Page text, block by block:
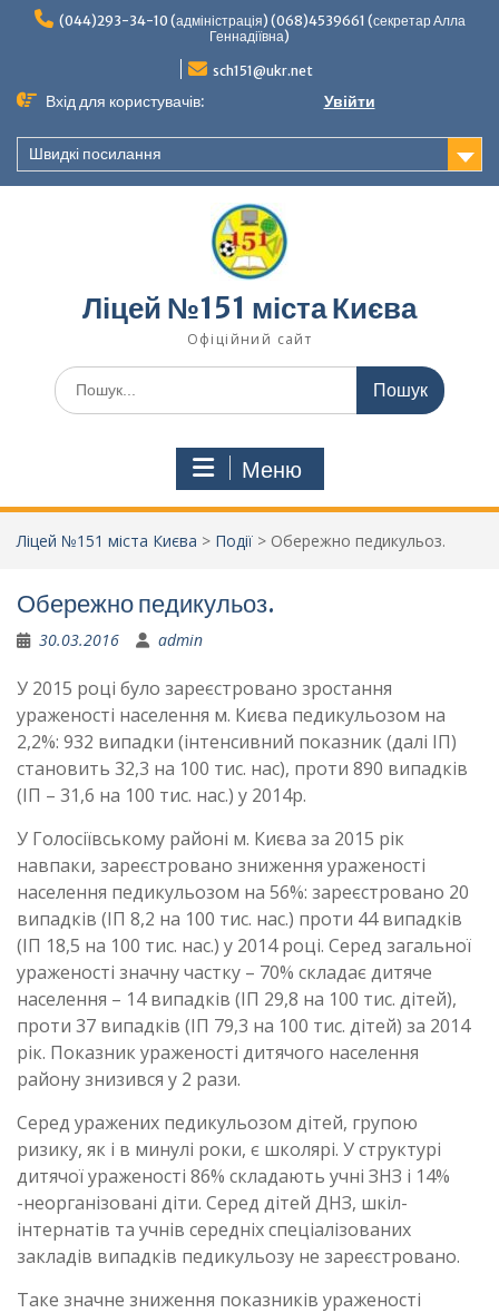
Перейти(044)293-34-10 (адміністрація) (068)4539661 (секретар Алла
Геннадіївна)
sch151@ukr.net
Вхід для користувачів: Увійти
Швидкі посилання
Ліцей №151 міста Києва
Офіційний сайт
Шукати:
Меню
Ліцей №151 міста Києва > Події > Обережно педикульоз.
Обережно педикульоз.
30.03.2016 admin
У 2015 році було зареєстровано зростання
ураженості населення м. Києва педикульозом на
2,2%: 932 випадки (інтенсивний показник (далі ІП)
становить 32,3 на 100 тис. нас), проти 890 випадків
(ІП – 31,6 на 100 тис. нас.) у 2014р.
У Голосіївському районі м. Києва за 2015 рік
навпаки, зареєстровано зниження ураженості
населення педикульозом на 56%: зареєстровано 20
випадків (ІП 8,2 на 100 тис. нас.) проти 44 випадків
(ІП 18,5 на 100 тис. нас.) у 2014 році. Серед загальної
ураженості значну частку – 70% складає дитяче
населення – 14 випадків (ІП 29,8 на 100 тис. дітей),
проти 37 випадків (ІП 79,3 на 100 тис. дітей) за 2014
рік. Показник ураженості дитячого населення
району знизився у 2 рази.
Серед уражених педикульозом дітей, групою
ризику, як і в минулі роки, є школярі. У структурі
дитячої ураженості 86% складають учні ЗНЗ і 14%
-неорганізовані діти. Серед дітей ДНЗ, шкіл-
інтернатів та учнів середніх спеціалізованих
закладів випадків педикульозу не зареєстровано.
Таке значне зниження показників ураженості